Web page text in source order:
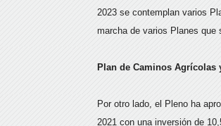
2023 se contemplan varios
marcha de varios Planes que
Plan de Caminos Agrícolas
Por otro lado, el Pleno ha
2021 con una inversión de